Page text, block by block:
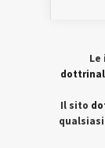
Il sito